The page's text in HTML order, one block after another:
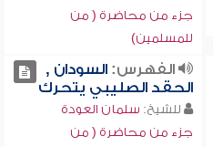
جزء من محاضرة ( من
للمسلمين)
الفهرس:السودان ,
الحقد الصليبي يتحرك
للشيخ: سلمان العودة
جزء من محاضرة ( من